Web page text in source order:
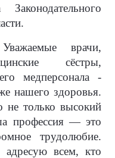
врачи,
сёстры,
медперсонала -
нашего здоровья.
не только высокий
профессия — это
трудолюбие.
адресую всем, кто